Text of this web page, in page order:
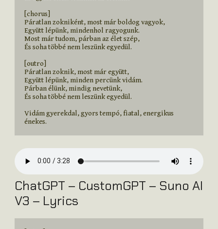
[chorus]
Páratlan zokniként, most már boldog vagyok,
Együtt lépünk, mindenhol ragyogunk.
Most már tudom, párban az élet szép,
És soha többé nem leszünk egyedül.
[outro]
Páratlan zoknik, most már együtt,
Együtt lépünk, minden percünk vidám.
Párban élünk, mindig nevetünk,
És soha többé nem leszünk egyedül.
Vidám gyerekdal, gyors tempó, fiatal, energikus
énekes.
ChatGPT – CustomGPT – Suno AI
V3 – Lyrics